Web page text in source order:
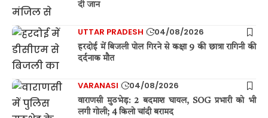
दी जान
UTTAR PRADESH 04/08/2026
हरदोई में बिजली पोल गिरने से कक्षा 9 की छात्रा रागिनी की
दर्दनाक मौत
VARANASI 04/08/2026
वाराणसी मुठभेड़: 2 बदमाश घायल, SOG प्रभारी को भी
लगी गोली; 4 किलो चांदी बरामद